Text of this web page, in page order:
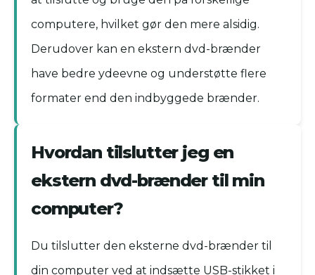
computere, hvilket gør den mere alsidig.
Derudover kan en ekstern dvd-brænder
have bedre ydeevne og understøtte flere
formater end den indbyggede brænder.
Hvordan tilslutter jeg en
ekstern dvd-brænder til min
computer?
Du tilslutter den eksterne dvd-brænder til
din computer ved at indsætte USB-stikket i